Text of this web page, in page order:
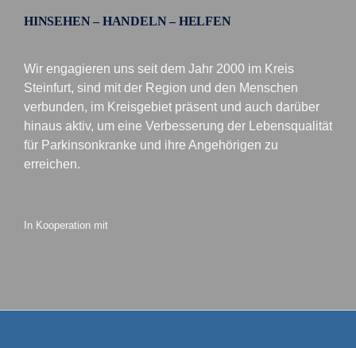
HINSEHEN – HANDELN – HELFEN
Wir engagieren uns seit dem Jahr 2000 im Kreis
Steinfurt, sind mit der Region und den Menschen
verbunden, im Kreisgebiet präsent und auch darüber
hinaus aktiv, um eine Verbesserung der Lebensqualität
für Parkinsonkranke und ihre Angehörigen zu
erreichen.
In Kooperation mit